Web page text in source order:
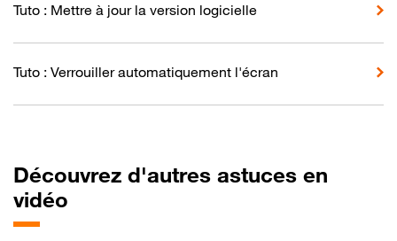
Tuto : Mettre à jour la version logicielle
Tuto : Verrouiller automatiquement l'écran
Découvrez d'autres astuces en
vidéo